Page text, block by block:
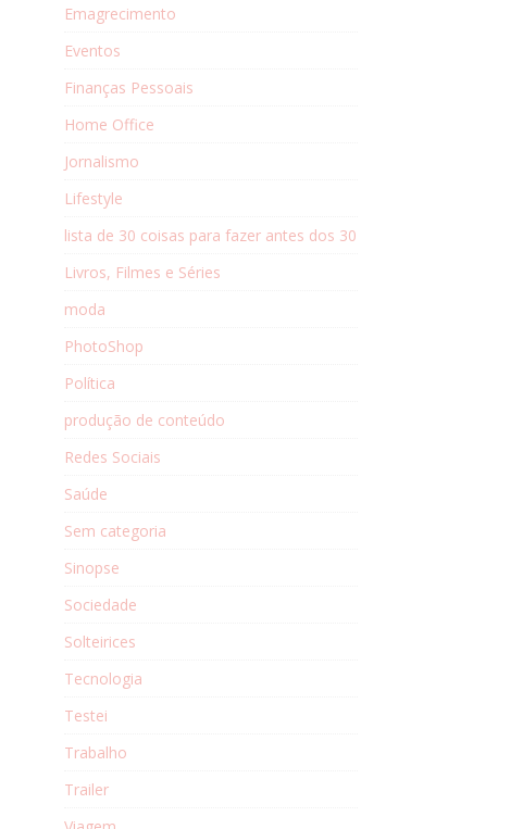
Emagrecimento
Eventos
Finanças Pessoais
Home Office
Jornalismo
Lifestyle
lista de 30 coisas para fazer antes dos 30
Livros, Filmes e Séries
moda
PhotoShop
Política
produção de conteúdo
Redes Sociais
Saúde
Sem categoria
Sinopse
Sociedade
Solteirices
Tecnologia
Testei
Trabalho
Trailer